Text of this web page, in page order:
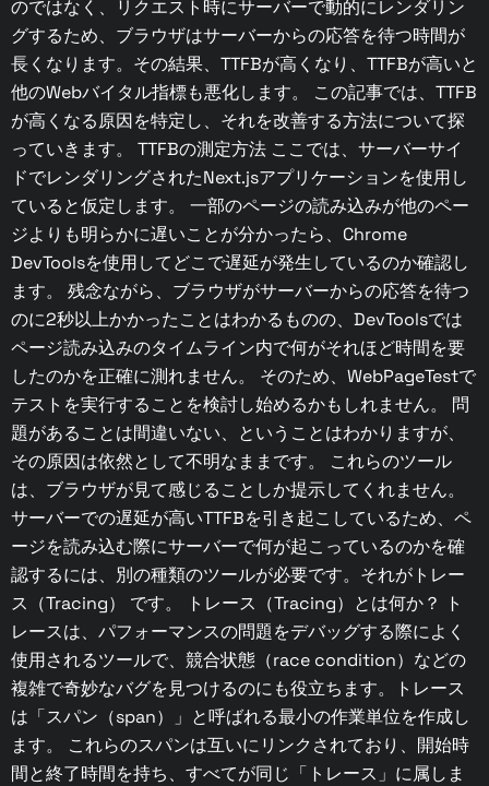
のではなく、リクエスト時にサーバーで動的にレンダリン
グするため、ブラウザはサーバーからの応答を待つ時間が
長くなります。その結果、TTFBが高くなり、TTFBが高いと
他のWebバイタル指標も悪化します。 この記事では、TTFB
が高くなる原因を特定し、それを改善する方法について探
っていきます。 TTFBの測定方法 ここでは、サーバーサイ
ドでレンダリングされたNext.jsアプリケーションを使用し
ていると仮定します。 一部のページの読み込みが他のペー
ジよりも明らかに遅いことが分かったら、Chrome
DevToolsを使用してどこで遅延が発生しているのか確認し
ます。 残念ながら、ブラウザがサーバーからの応答を待つ
のに2秒以上かかったことはわかるものの、DevToolsでは
ページ読み込みのタイムライン内で何がそれほど時間を要
したのかを正確に測れません。 そのため、WebPageTestで
テストを実行することを検討し始めるかもしれません。 問
題があることは間違いない、ということはわかりますが、
その原因は依然として不明なままです。 これらのツール
は、ブラウザが見て感じることしか提示してくれません。
サーバーでの遅延が高いTTFBを引き起こしているため、ペ
ージを読み込む際にサーバーで何が起こっているのかを確
認するには、別の種類のツールが必要です。それがトレー
ス（Tracing） です。 トレース（Tracing）とは何か？ ト
レースは、パフォーマンスの問題をデバッグする際によく
使用されるツールで、競合状態（race condition）などの
複雑で奇妙なバグを見つけるのにも役立ちます。トレース
は「スパン（span）」と呼ばれる最小の作業単位を作成し
ます。 これらのスパンは互いにリンクされており、開始時
間と終了時間を持ち、すべてが同じ「トレース」に属しま